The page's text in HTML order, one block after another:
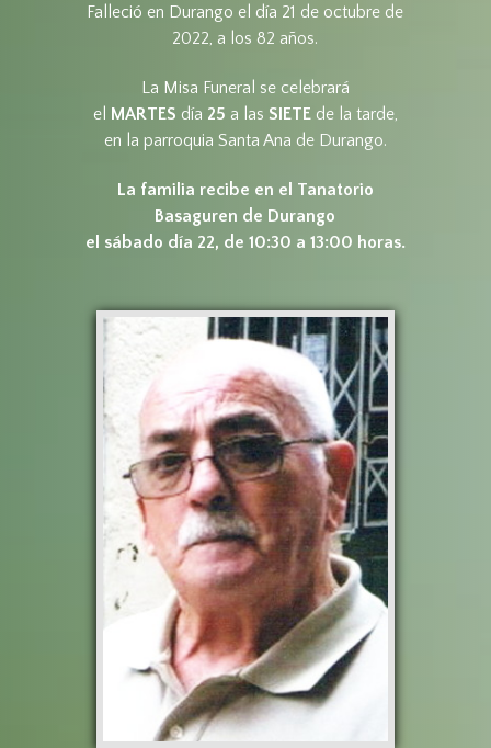
Falleció en Durango el día 21 de octubre de
2022, a los 82 años.
La Misa Funeral se celebrará
el MARTES día 25 a las SIETE de la tarde,
en la parroquia Santa Ana de Durango.
La familia recibe en el Tanatorio
Basaguren de Durango
el sábado día 22, de 10:30 a 13:00 horas.